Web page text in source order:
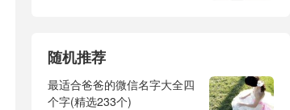
随机推荐
最适合爸爸的微信名字大全四
个字(精选233个)